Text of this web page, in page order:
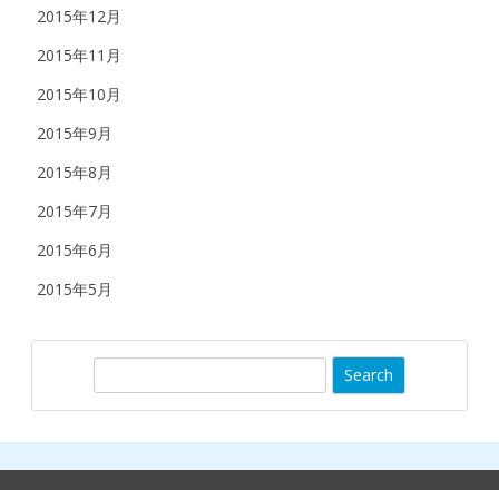
2015年12月
2015年11月
2015年10月
2015年9月
2015年8月
2015年7月
2015年6月
2015年5月
c